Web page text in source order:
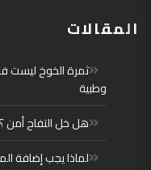
المقالات
ثمرة الخوخ ليست
وطبية
هل خل التفاح أمن
لماذا يجب إضافة